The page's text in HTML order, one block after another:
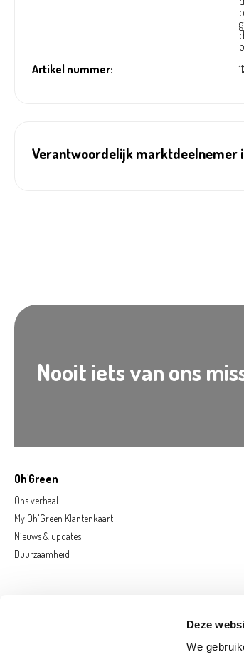
Deze
We
Artikel nummer:
Verantwoordelijk marktdeelnemer
Nooit iets van ons
Oh'Green
Ons verhaal
My Oh'Green Klantenkaart
Nieuws & updates
Duurzaamheid